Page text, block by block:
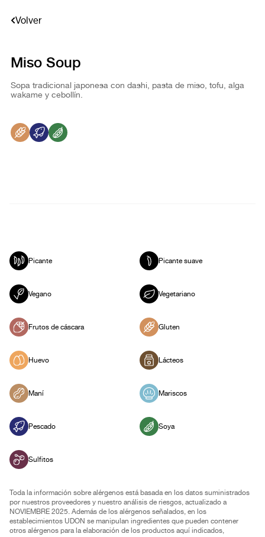
Volver
Miso Soup
Sopa tradicional japonesa con dashi, pasta de miso, tofu, alga
wakame y cebollín.
Picante Picante suave
Vegano Vegetariano
Frutos de cáscara Gluten
Huevo Lácteos
Maní Mariscos
Pescado Soya
Sulfitos
Toda la información sobre alérgenos está basada en los datos suministrados
por nuestros proveedores y nuestro análisis de riesgos, actualizado a
NOVIEMBRE 2025. Además de los alérgenos señalados, en los
establecimientos UDON se manipulan ingredientes que pueden contener
otros alérgenos para la elaboración de los productos aquí indicados,